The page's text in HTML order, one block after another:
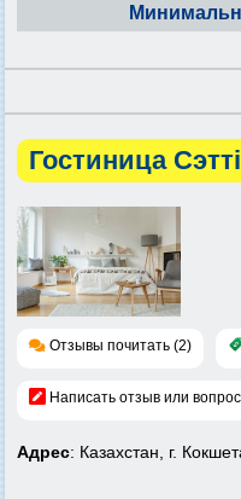
Гостиница
Отзывы почитать (2)
Написать отзыв или вопрос
Адрес: Казахстан, г.